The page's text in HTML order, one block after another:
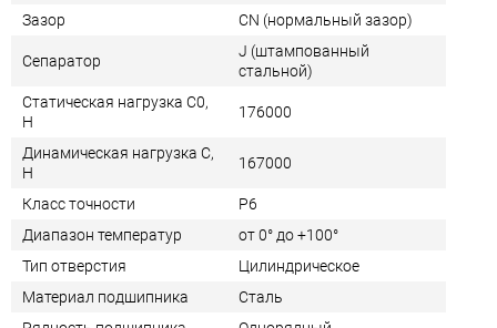
Зазор
CN (нормальный зазор)
Сепаратор
J (штампованный
стальной)
Статическая нагрузка C0,
Н
176000
Динамическая нагрузка C,
Н
167000
Класс точности
P6
Диапазон температур
от 0° до +100°
Тип отверстия
Цилиндрическое
Материал подшипника
Сталь